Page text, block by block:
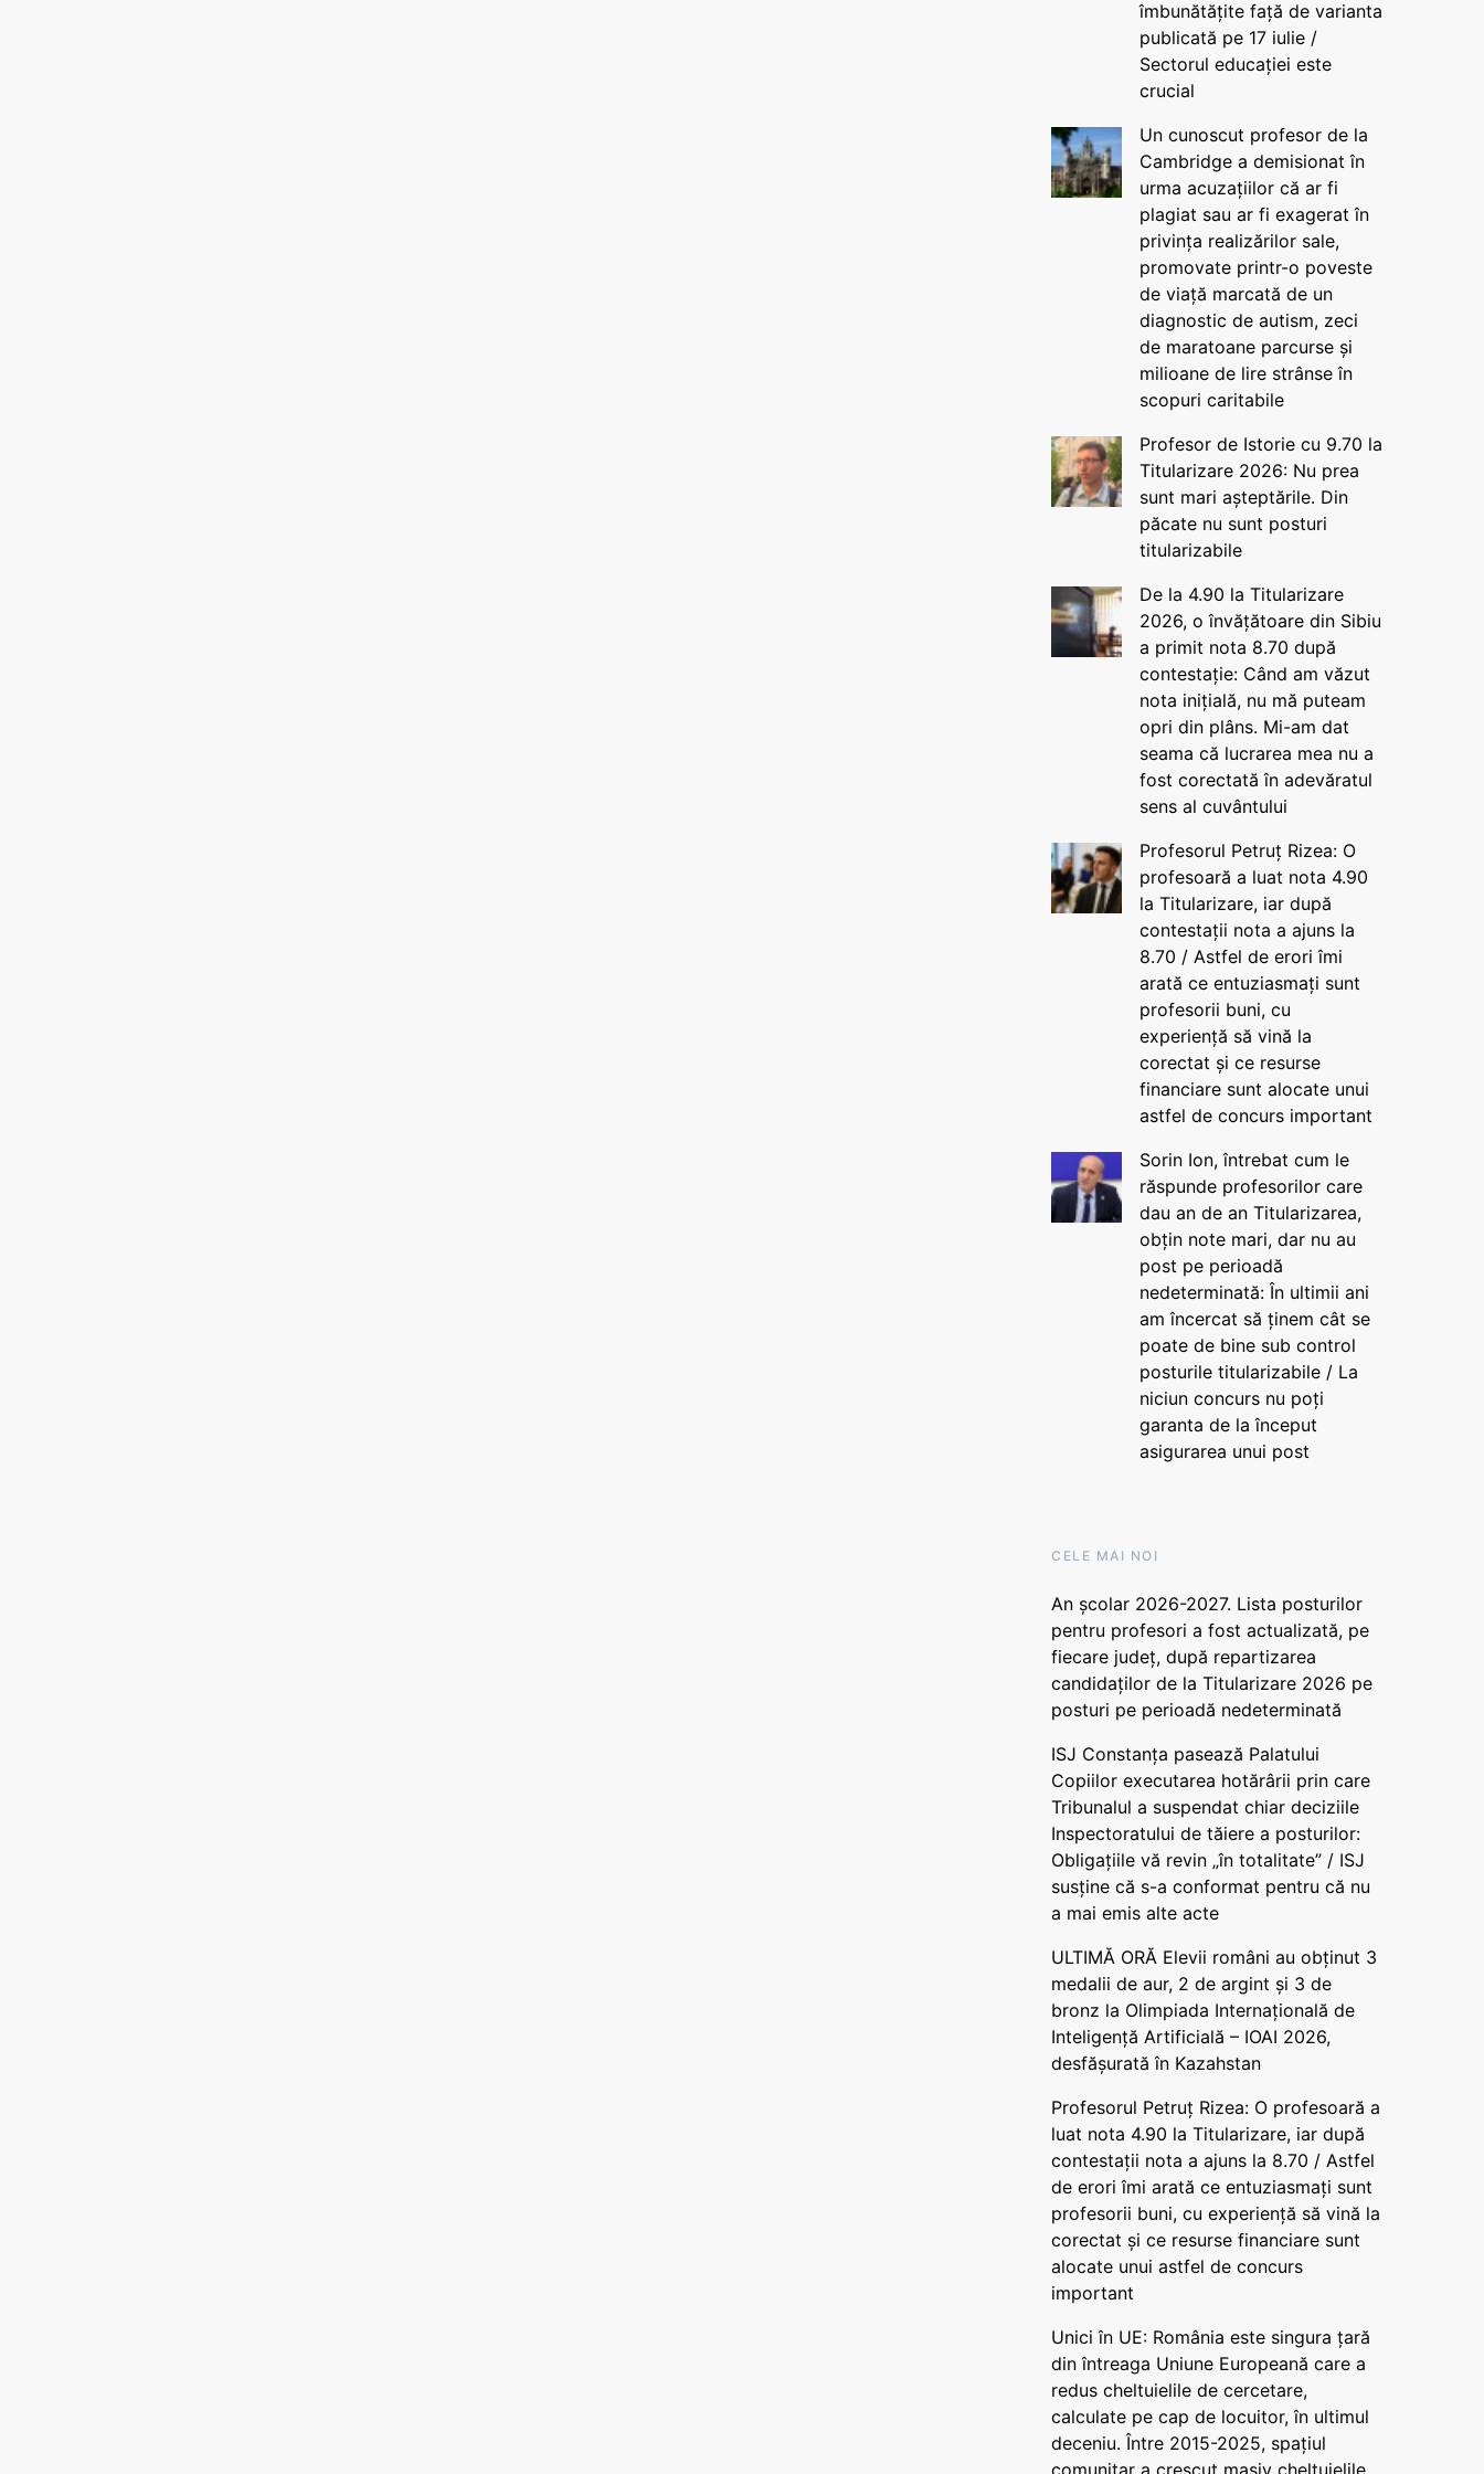
îmbunătățite față de varianta
publicată pe 17 iulie /
Sectorul educației este
crucial
Un cunoscut profesor de la
Cambridge a demisionat în
urma acuzațiilor că ar fi
plagiat sau ar fi exagerat în
privința realizărilor sale,
promovate printr-o poveste
de viață marcată de un
diagnostic de autism, zeci
de maratoane parcurse și
milioane de lire strânse în
scopuri caritabile
Profesor de Istorie cu 9.70 la
Titularizare 2026: Nu prea
sunt mari așteptările. Din
păcate nu sunt posturi
titularizabile
De la 4.90 la Titularizare
2026, o învățătoare din Sibiu
a primit nota 8.70 după
contestație: Când am văzut
nota inițială, nu mă puteam
opri din plâns. Mi-am dat
seama că lucrarea mea nu a
fost corectată în adevăratul
sens al cuvântului
Profesorul Petruț Rizea: O
profesoară a luat nota 4.90
la Titularizare, iar după
contestații nota a ajuns la
8.70 / Astfel de erori îmi
arată ce entuziasmați sunt
profesorii buni, cu
experiență să vină la
corectat și ce resurse
financiare sunt alocate unui
astfel de concurs important
Sorin Ion, întrebat cum le
răspunde profesorilor care
dau an de an Titularizarea,
obțin note mari, dar nu au
post pe perioadă
nedeterminată: În ultimii ani
am încercat să ținem cât se
poate de bine sub control
posturile titularizabile / La
niciun concurs nu poți
garanta de la început
asigurarea unui post
CELE MAI NOI
An școlar 2026-2027. Lista posturilor
pentru profesori a fost actualizată, pe
fiecare județ, după repartizarea
candidaților de la Titularizare 2026 pe
posturi pe perioadă nedeterminată
ISJ Constanța pasează Palatului
Copiilor executarea hotărârii prin care
Tribunalul a suspendat chiar deciziile
Inspectoratului de tăiere a posturilor:
Obligațiile vă revin „în totalitate” / ISJ
susține că s-a conformat pentru că nu
a mai emis alte acte
ULTIMĂ ORĂ Elevii români au obținut 3
medalii de aur, 2 de argint și 3 de
bronz la Olimpiada Internațională de
Inteligență Artificială – IOAI 2026,
desfășurată în Kazahstan
Profesorul Petruț Rizea: O profesoară a
luat nota 4.90 la Titularizare, iar după
contestații nota a ajuns la 8.70 / Astfel
de erori îmi arată ce entuziasmați sunt
profesorii buni, cu experiență să vină la
corectat și ce resurse financiare sunt
alocate unui astfel de concurs
important
Unici în UE: România este singura țară
din întreaga Uniune Europeană care a
redus cheltuielile de cercetare,
calculate pe cap de locuitor, în ultimul
deceniu. Între 2015-2025, spațiul
comunitar a crescut masiv cheltuielile